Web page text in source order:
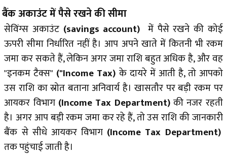
बैंक अकाउंट में पैसे रखने की सीमा
सेविंग्स अकाउंट (savings account) में पैसे रखने की कोई
ऊपरी सीमा निर्धारित नहीं है। आप अपने खाते में कितनी भी रकम
जमा कर सकते हैं, लेकिन अगर जमा राशि बहुत अधिक है, और वह
"इनकम टैक्स" ("Income Tax) के दायरे में आती है, तो आपको
उस राशि का स्रोत बताना अनिवार्य है। खासतौर पर बड़ी रकम पर
आयकर विभाग (Income Tax Department)की नजर रहती
है। अगर आप बड़ी रकम जमा कर रहे हैं, तो उस राशि की जानकारी
बैंक से सीधे आयकर विभाग (Income Tax Department)
तक पहुंचाई जाती है।